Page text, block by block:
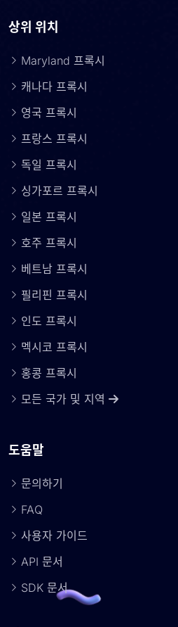
상위 위치
Maryland 프록시
캐나다 프록시
영국 프록시
프랑스 프록시
독일 프록시
싱가포르 프록시
일본 프록시
호주 프록시
베트남 프록시
필리핀 프록시
인도 프록시
멕시코 프록시
홍콩 프록시
모든 국가 및 지역
도움말
문의하기
FAQ
사용자 가이드
API 문서
SDK 문서